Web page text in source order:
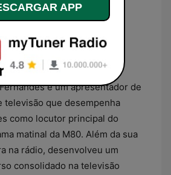
a condução de emissões
na M80, onde combina o
com os grandes
das últimas décadas.
é um apresentador de
televisão que desempenha
como locutor principal do
matinal da M80. Além da sua
na rádio, desenvolveu um
consolidado na televisão
APP